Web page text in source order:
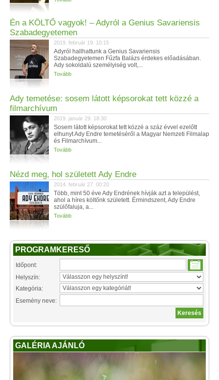
Én a KÖLTŐ vagyok! – Adyról a Genius Savariensis
Szabadegyetemen
2019. február 19. 10:15
Adyról hallhattunk a Genius Savariensis
Szabadegyetemen Fűzfa Balázs érdekes előadásában.
Ady sokoldalú személyiség volt,...
Tovább
Ady temetése: sosem látott képsorokat tett közzé a
filmarchívum
2019. január 29. 18:30
Sosem látott képsorokat tett közzé a száz évvel ezelőtt
elhunyt Ady Endre temetéséről a Magyar Nemzeti Filmalap
és Filmarchívum...
Tovább
Nézd meg, hol született Ady Endre
2014. február 27. 00:20
Több, mint 50 éve Ady Endrének hívják azt a települést,
ahol a híres költőnk született. Érmindszent, Ady Endre
szülőfaluja, a...
Tovább
PROGRAMKERESŐ
Időpont:
Helyszín:
Kategória:
Esemény neve:
GALÉRIA AJÁNLÓ